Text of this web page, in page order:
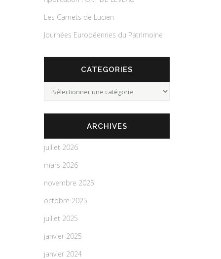
Les Carnets de Lucien
Journées Européennes du Patrimoine
CATEGORIES
ARCHIVES
juillet 2026
mars 2026
novembre 2025
octobre 2025
juillet 2025
janvier 2025
janvier 2024